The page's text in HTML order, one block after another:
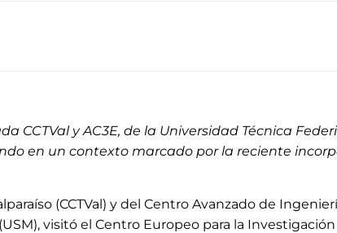
CCTVal y AC3E, de la Universidad Técnica
en un contexto marcado por la reciente
(CCTVal) y del Centro Avanzado de
visitó el Centro Europeo para la